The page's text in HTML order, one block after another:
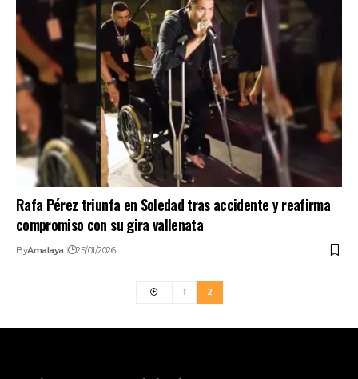
Rafa Pérez triunfa en Soledad tras accidente y reafirma
compromiso con su gira vallenata
ByAmalaya 25/01/2026
1 2